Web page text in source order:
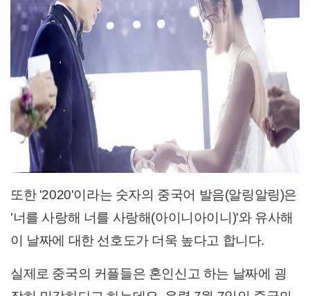
또한 '2020'이라는 숫자의 중국어 발음(알링알링)은
'너를 사랑해 너를 사랑해(아이니아이니)'와 유사해
이 날짜에 대한 선호도가 더욱 높다고 합니다.
실제로 중국의 커플들은 혼인신고 하는 날짜에 굉